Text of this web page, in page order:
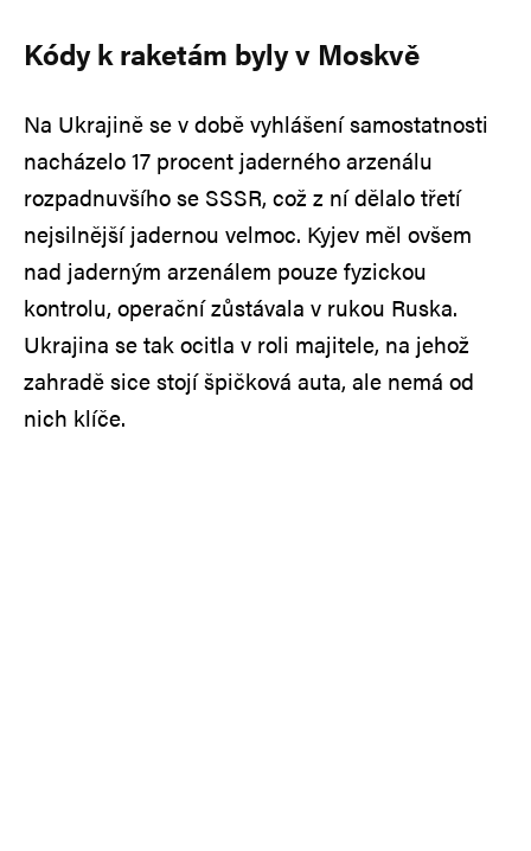
Kódy k raketám byly v Moskvě
Na Ukrajině se v době vyhlášení samostatnosti
nacházelo 17 procent jaderného arzenálu
rozpadnuvšího se SSSR, což z ní dělalo třetí
nejsilnější jadernou velmoc. Kyjev měl ovšem
nad jaderným arzenálem pouze fyzickou
kontrolu, operační zůstávala v rukou Ruska.
Ukrajina se tak ocitla v roli majitele, na jehož
zahradě sice stojí špičková auta, ale nemá od
nich klíče.